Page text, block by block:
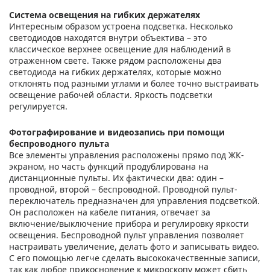
Система освещения на гибких держателях
Интересным образом устроена подсветка. Несколько
светодиодов находятся внутри объектива – это
классическое верхнее освещение для наблюдений в
отраженном свете. Также рядом расположены два
светодиода на гибких держателях, которые можно
отклонять под разными углами и более точно выстраивать
освещение рабочей области. Яркость подсветки
регулируется.
Фотографирование и видеозапись при помощи
беспроводного пульта
Все элементы управления расположены прямо под ЖК-
экраном, но часть функций продублирована на
дистанционные пульты. Их фактически два: один –
проводной, второй – беспроводной. Проводной пульт-
переключатель предназначен для управления подсветкой.
Он расположен на кабеле питания, отвечает за
включение/выключение прибора и регулировку яркости
освещения. Беспроводной пульт управления позволяет
настраивать увеличение, делать фото и записывать видео.
С его помощью легче сделать высококачественные записи,
так как любое прикосновение к микроскопу может сбить